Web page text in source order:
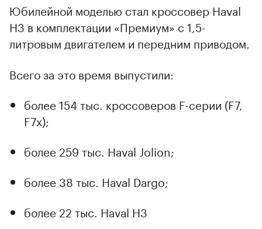
Юбилейной моделью стал кроссовер Haval
H3 в комплектации «Премиум» с 1,5-
литровым двигателем и передним приводом.
Всего за это время выпустили:
более 154 тыс. кроссоверов F-серии (F7,
F7x);
более 259 тыс. Haval Jolion;
более 38 тыс. Haval Dargo;
более 22 тыс. Haval H3